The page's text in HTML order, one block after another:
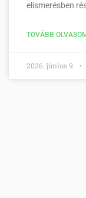
elismerésben
TOVÁBB
2026. június 9.